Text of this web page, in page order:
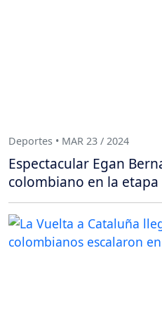
Deportes • MAR 23 / 2024
Espectacular Egan
colombiano en la